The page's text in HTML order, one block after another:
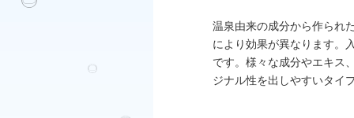
温泉由来の成分から作られ
により効果が異なります。
です。様々な成分やエキス
ジナル性を出しやすいタイ